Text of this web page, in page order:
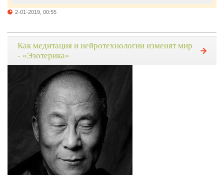
2-01-2019, 00:55
Как медитация и нейротехнологии изменят мир
- «Эзотерика»